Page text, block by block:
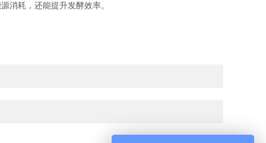
消耗，还能提升发酵效率。